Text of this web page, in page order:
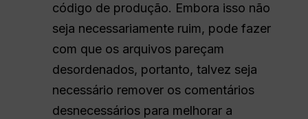
código de produção. Embora isso não
seja necessariamente ruim, pode fazer
com que os arquivos pareçam
desordenados, portanto, talvez seja
necessário remover os comentários
desnecessários para melhorar a